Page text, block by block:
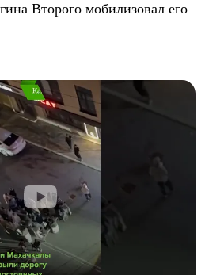
Второго мобилизовал его